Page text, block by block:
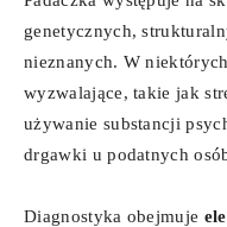
genetycznych,
nieznanych. W
wyzwalające, takie jak
używanie substancji
drgawki u podatnych
Diagnostyka obejmuje